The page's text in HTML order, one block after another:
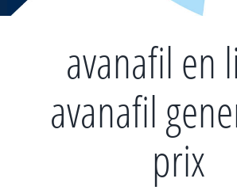
avanafil en
avanafil
prix